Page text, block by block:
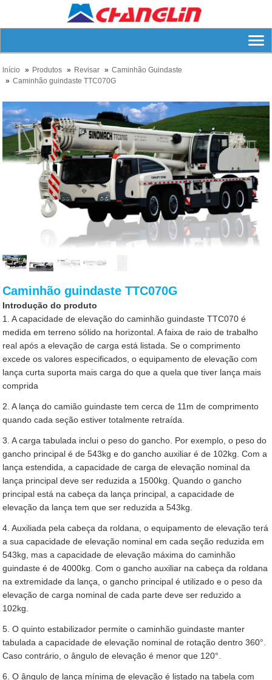
lnício Produtos Revisar
Caminhão Guindaste
Caminhão guindaste TTC070G
Caminhão guindaste TTC070G
Introdução do produto
1. A capacidade de elevação do caminhão guindaste TTC070 é
medida em terreno sólido na horizontal. A faixa de raio de trabalho
real após a elevação de carga está listada. Se o comprimento
excede os valores especificados, o equipamento de elevação com
lança curta suporta mais carga do que a quela que tiver lança mais
comprida
2. A lança do camião guindaste tem cerca de 11m de comprimento
quando cada seção estiver totalmente retraída.
3. A carga tabulada inclui o peso do gancho. Por exemplo, o peso do
gancho principal é de 543kg e do gancho auxiliar é de 102kg. Com a
lança estendida, a capacidade de carga de elevação nominal da
lança principal deve ser reduzida a 1500kg. Quando o gancho
principal está na cabeça da lança principal, a capacidade de
elevação da lança tem que ser reduzida a 543kg.
4. Auxiliada pela cabeça da roldana, o equipamento de elevação terá
a sua capacidade de elevação nominal em cada seção reduzida em
543kg, mas a capacidade de elevação máxima do caminhão
guindaste é de 4000kg. Com o gancho auxiliar na cabeça da roldana
na extremidade da lança, o gancho principal é utilizado e o peso da
elevação de carga nominal de cada parte deve ser reduzido a
102kg.
5. O quinto estabilizador permite o caminhão guindaste manter
tabulada a capacidade de elevação nominal de rotação dentro 360°.
Caso contrário, o ângulo de elevação é menor que 120°.
6. O ângulo de lança mínima de elevação é listado na tabela com